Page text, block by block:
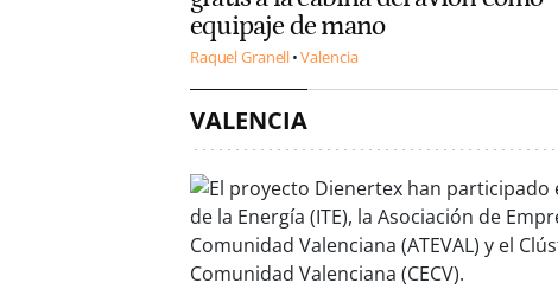
equipaje de mano
Raquel Granell Valencia
VALENCIA